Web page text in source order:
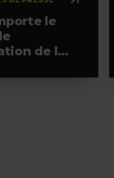
le
de la
Paris-